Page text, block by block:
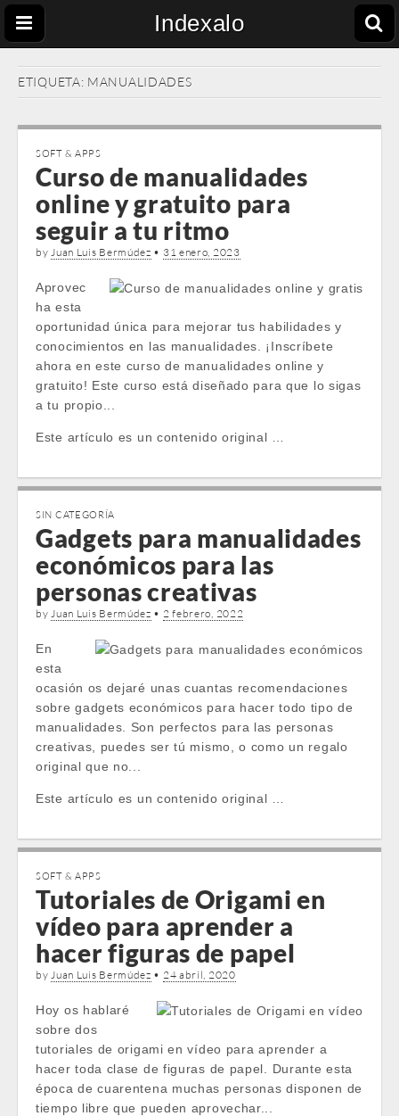
Indexalo
ETIQUETA: MANUALIDADES
SOFT & APPS
Curso de manualidades
online y gratuito para
seguir a tu ritmo
byJuan Luis Bermúdez • 31 enero, 2023
Aprovec
ha esta
oportunidad única para mejorar tus habilidades y
conocimientos en las manualidades. ¡Inscríbete
ahora en este curso de manualidades online y
gratuito! Este curso está diseñado para que lo sigas
a tu propio...
Este artículo es un contenido original …
SIN CATEGORÍA
Gadgets para manualidades
económicos para las
personas creativas
byJuan Luis Bermúdez • 2 febrero, 2022
En
esta
ocasión os dejaré unas cuantas recomendaciones
sobre gadgets económicos para hacer todo tipo de
manualidades. Son perfectos para las personas
creativas, puedes ser tú mismo, o como un regalo
original que no...
Este artículo es un contenido original …
SOFT & APPS
Tutoriales de Origami en
vídeo para aprender a
hacer figuras de papel
byJuan Luis Bermúdez • 24 abril, 2020
Hoy os hablaré
sobre dos
tutoriales de origami en vídeo para aprender a
hacer toda clase de figuras de papel. Durante esta
época de cuarentena muchas personas disponen de
tiempo libre que pueden aprovechar...